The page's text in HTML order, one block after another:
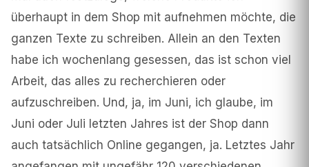
überhaupt in dem Shop mit aufnehmen möchte, die
ganzen Texte zu schreiben. Allein an den Texten
habe ich wochenlang gesessen, das ist schon viel
Arbeit, das alles zu recherchieren oder
aufzuschreiben. Und, ja, im Juni, ich glaube, im
Juni oder Juli letzten Jahres ist der Shop dann
auch tatsächlich Online gegangen, ja. Letztes Jahr